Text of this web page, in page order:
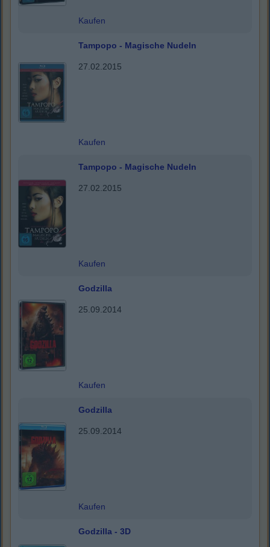
Kaufen
Tampopo - Magische Nudeln
27.02.2015
Kaufen
Tampopo - Magische Nudeln
27.02.2015
Kaufen
Godzilla
25.09.2014
Kaufen
Godzilla
25.09.2014
Kaufen
Godzilla - 3D